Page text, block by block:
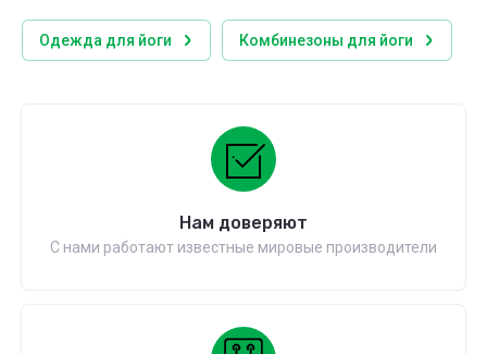
Одежда для йоги Комбинезоны для йоги
Нам доверяют
С нами работают известные мировые производители